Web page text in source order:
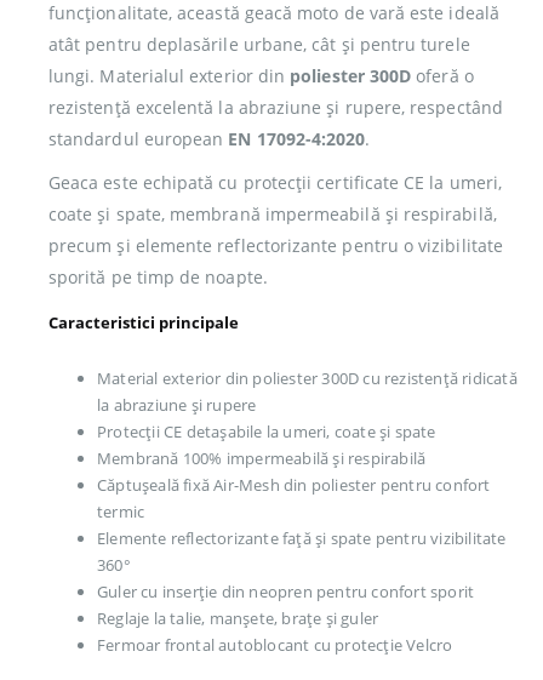
funcționalitate, această geacă moto de vară este ideală
atât pentru deplasările urbane, cât și pentru turele
lungi. Materialul exterior din poliester 300D oferă o
rezistență excelentă la abraziune și rupere, respectând
standardul european EN 17092-4:2020.
Geaca este echipată cu protecții certificate CE la umeri,
coate și spate, membrană impermeabilă și respirabilă,
precum și elemente reflectorizante pentru o vizibilitate
sporită pe timp de noapte.
Caracteristici principale
Material exterior din poliester 300D cu rezistență ridicată
la abraziune și rupere
Protecții CE detașabile la umeri, coate și spate
Membrană 100% impermeabilă și respirabilă
Căptușeală fixă Air-Mesh din poliester pentru confort
termic
Elemente reflectorizante față și spate pentru vizibilitate
360°
Guler cu inserție din neopren pentru confort sporit
Reglaje la talie, manșete, brațe și guler
Fermoar frontal autoblocant cu protecție Velcro